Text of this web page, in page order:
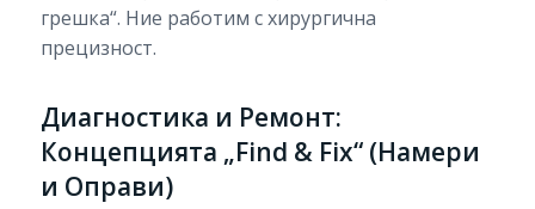
грешка“. Ние работим с хирургична
прецизност.
Диагностика и Ремонт:
Концепцията „Find & Fix“ (Намери
и Оправи)